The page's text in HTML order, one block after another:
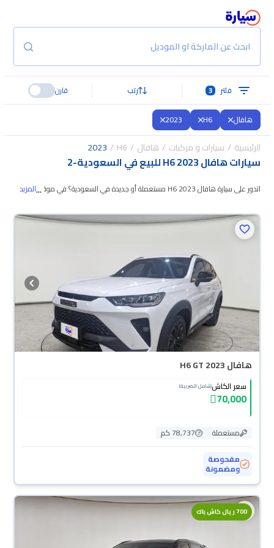
ابحث عن الماركة او الموديل
فلتر 3 رتب قارن
هافال H6
2023
الرئيسية سيارات و مركبات هافال H6
2023
سيارات هافال H6 2023 للبيع في السعودية -
2
اتدور على سيارة هافال H6 2023 مستعملة أو جديدة في السعودية؟ في موقع
هافال H6 2023 المستعملة مضمونة ومفحوصة بأكثر من 200 نقطة وتقدر
تقسيط، وتحجزها أونلاين، وبتوصلك لين باب بيتك.
...المزيد
هافال H6 GT 2023
سعر الكاش(شامل الضريبة)
70,000
مستعملة
78,737 كم
مفحوصة
ومضمونة
700 ريال كاش باك
محجوزة